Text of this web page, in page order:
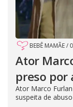
BEBÊ MAMÃE/
Ator
preso por
Ator Marco
suspeita de